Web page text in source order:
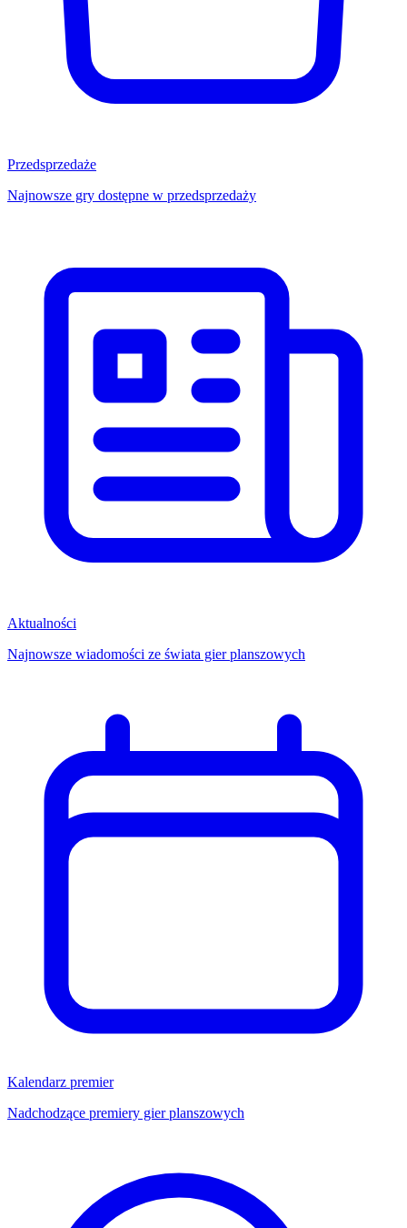
Przedsprzedaże
Najnowsze gry dostępne w przedsprzedaży
Aktualności
Najnowsze wiadomości ze świata gier planszowych
Kalendarz premier
Nadchodzące premiery gier planszowych